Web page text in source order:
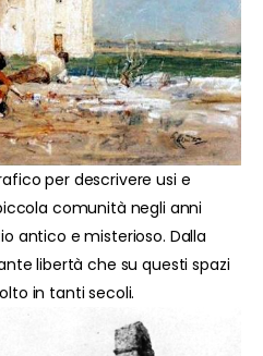
per descrivere usi e
comunità negli anni
antico e misterioso. Dalla
libertà che su questi spazi
in tanti secoli.